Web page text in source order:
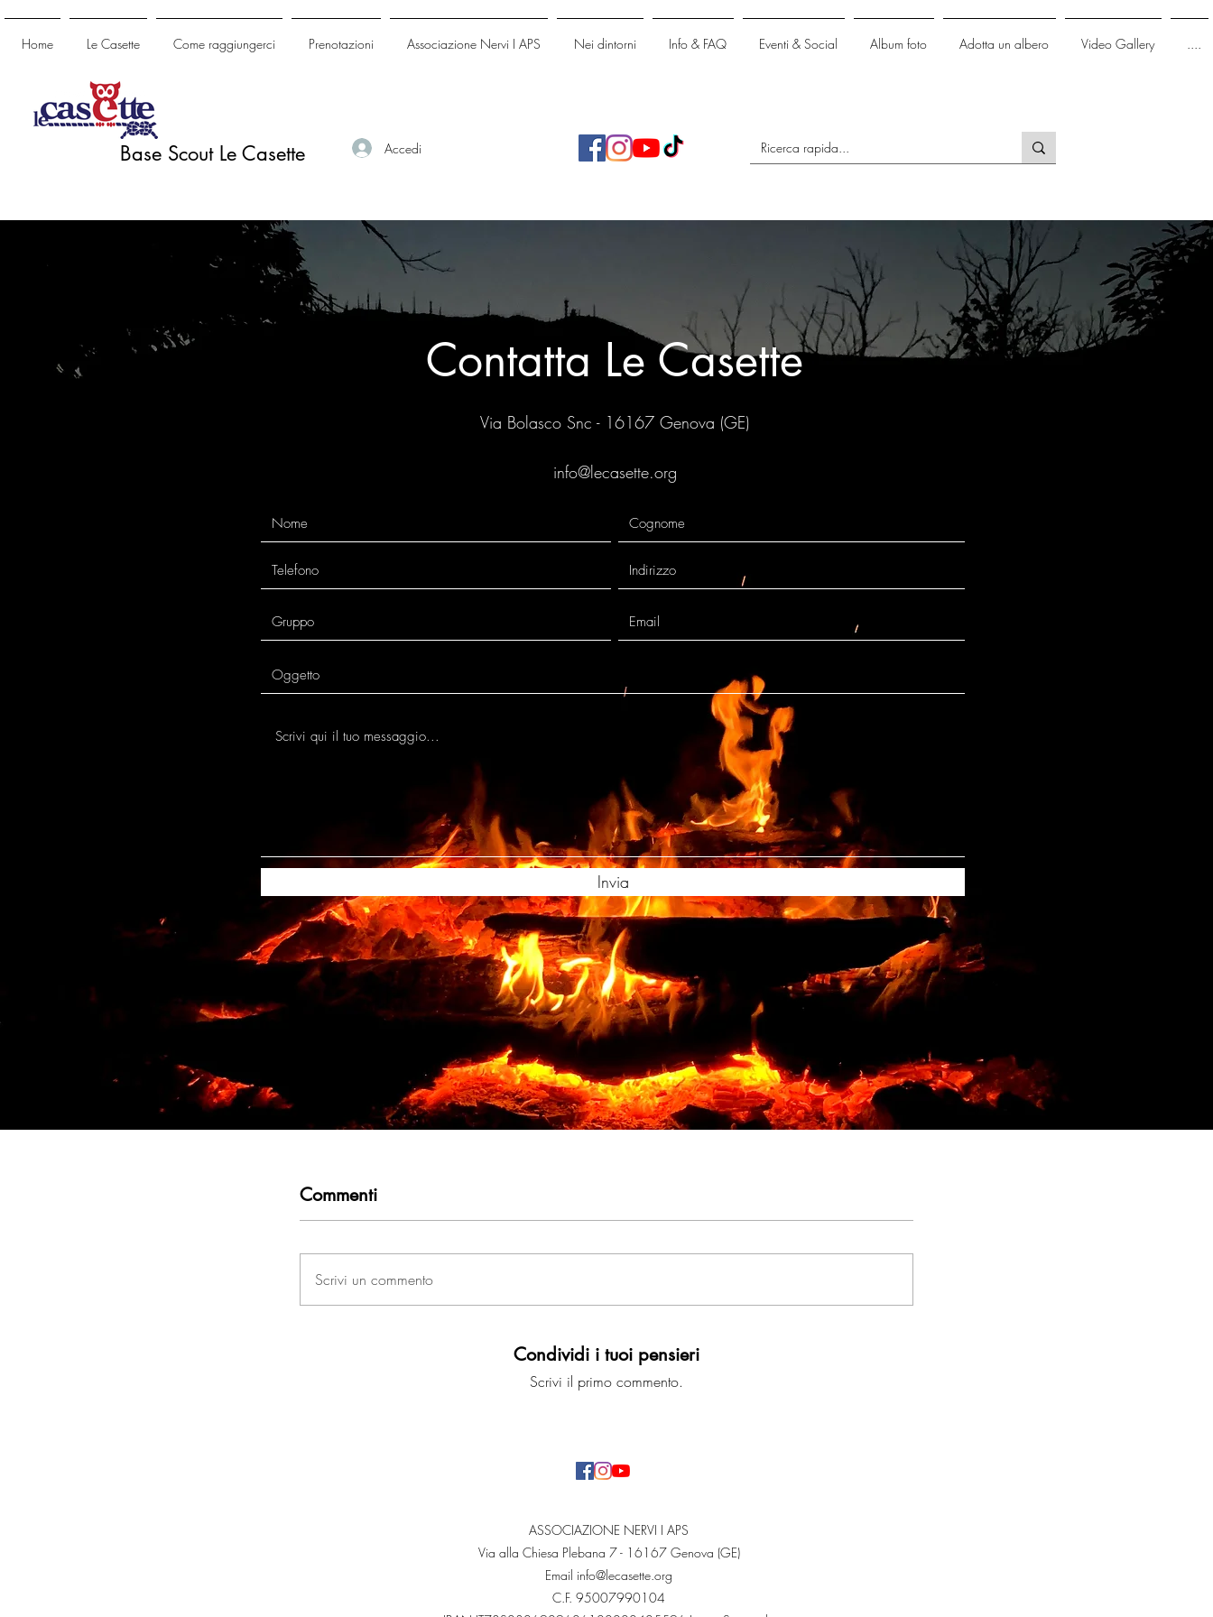
Home Le Casette Come raggiungerci Prenotazioni Associazione Nervi I APS Nei dintorni Info & FAQ Eventi & Social Album foto Adotta un albero Video Gallery ....
Base Scout Le Casette Accedi
Contatta Le Casette
Via Bolasco Snc - 16167 Genova (GE)
info@lecasette.org
Invia
Commenti
Scrivi un commento
Condividi i tuoi pensieri
Scrivi il primo commento.
ASSOCIAZIONE NERVI I APS
Via alla Chiesa Plebana 7 - 16167 Genova (GE)
Email info@lecasette.org
C.F. 95007990104